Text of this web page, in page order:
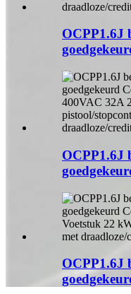
OCPP1.6J
OCPP1.6J
OCPP1.6J